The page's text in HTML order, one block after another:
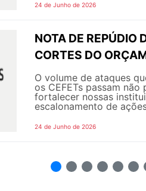
24 de Junho de 2026
NOTA DE REPÚDIO
CORTES DO
O volume de ataques
os CEFETs passam
fortalecer nossas
escalonamento de
24 de Junho de 2026